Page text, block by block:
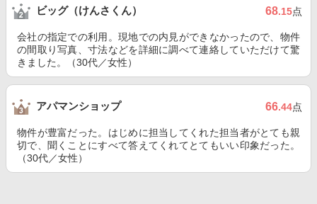
ビッグ（けんさくん） 68.15点
会社の指定での利用。現地での内見ができなかったので、物件
の間取り写真、寸法などを詳細に調べて連絡していただけて驚
きました。（30代／女性）
アパマンショップ 66.44点
物件が豊富だった。はじめに担当してくれた担当者がとても親
切で、聞くことにすべて答えてくれてとてもいい印象だった。
（30代／女性）